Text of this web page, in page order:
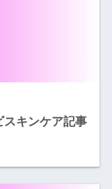
スキンケア記事